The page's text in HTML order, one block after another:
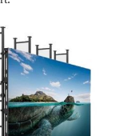
10
10 20/10